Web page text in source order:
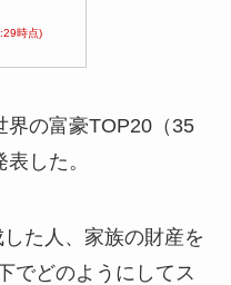
時点)
界の富豪TOP20（35
した。
た人、家族の財産を
でどのようにしてス